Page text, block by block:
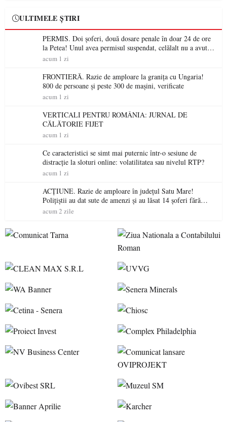
ULTIMELE ȘTIRI
PERMIS. Doi șoferi, două dosare penale în doar 24 de ore
la Petea! Unul avea permisul suspendat, celălalt nu a avut
niciodată permis
acum 1 zi
FRONTIERĂ. Razie de amploare la granița cu Ungaria!
800 de persoane și peste 300 de mașini, verificate
acum 1 zi
VERTICALI PENTRU ROMÂNIA: JURNAL DE
CĂLĂTORIE FIJET
acum 1 zi
Ce caracteristici se simt mai puternic într-o sesiune de
distracție la sloturi online: volatilitatea sau nivelul RTP?
acum 1 zi
ACȚIUNE. Razie de amploare în județul Satu Mare!
Polițiștii au dat sute de amenzi și au lăsat 14 șoferi fără
permis într-o singură zi
acum 2 zile